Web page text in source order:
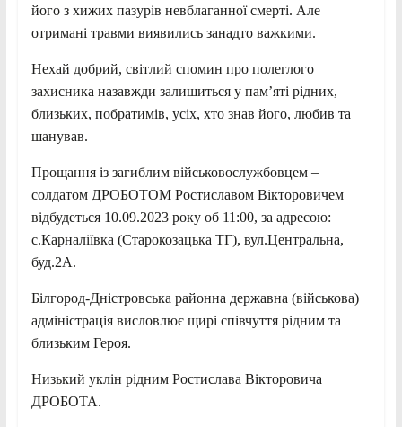
його з хижих пазурів невблаганної смерті. Але
отримані травми виявились занадто важкими.
Нехай добрий, світлий спомин про полеглого
захисника назавжди залишиться у пам’яті рідних,
близьких, побратимів, усіх, хто знав його, любив та
шанував.
Прощання із загиблим військовослужбовцем –
солдатом ДРОБОТОМ Ростиславом Вікторовичем
відбудеться 10.09.2023 року об 11:00, за адресою:
с.Карналіївка (Старокозацька ТГ), вул.Центральна,
буд.2А.
Білгород-Дністровська районна державна (військова)
адміністрація висловлює щирі співчуття рідним та
близьким Героя.
Низький уклін рідним Ростислава Вікторовича
ДРОБОТА.